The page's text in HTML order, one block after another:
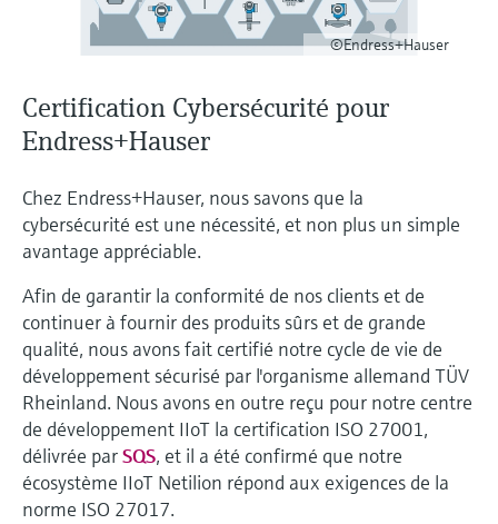
l'application
Trouver des informations et de la
documentation spécifiques à un produit
Trouvez la bonne pièce de rechange en
tapant la racine/le code du produit et
accédez aux données spécifiques, vues
éclatées et notices de montage des appareils
pour un remplacement/réparation rapide.
Mesure du niveau par barrière à
Mesure du niveau par la pression
Voir tous
Analyseurs de dureté, fer, etc.
Mesure par transmission de micro-
Technologie Memosens
décisionnels
©Endress+Hauser
Certification Cybersécurité pour
Endress+Hauser
Chez Endress+Hauser, nous savons que la
cybersécurité est une nécessité, et non plus un simple
avantage appréciable.
Afin de garantir la conformité de nos clients et de
continuer à fournir des produits sûrs et de grande
qualité, nous avons fait certifié notre cycle de vie de
développement sécurisé par l'organisme allemand TÜV
Rheinland. Nous avons en outre reçu pour notre centre
de développement IIoT la certification ISO 27001,
délivrée parSQS, et il a été confirmé que notre
écosystème IIoT Netilion répond aux exigences de la
norme ISO 27017.